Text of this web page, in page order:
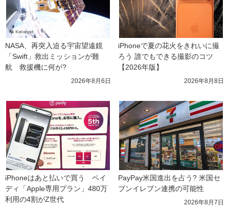
NASA、再突入迫る宇宙望遠鏡
「Swift」救出ミッションが難
航　救援機に何が?
2026年8月6日
iPhoneで夏の花火をきれいに撮
ろう 誰でもできる撮影のコツ
【2026年版】
2026年8月8日
iPhoneはあと払いで買う　ペイ
ディ「Apple専用プラン」480万
利用の4割がZ世代
PayPay米国進出を占う? 米国セ
ブンイレブン連携の可能性
2026年8月7日